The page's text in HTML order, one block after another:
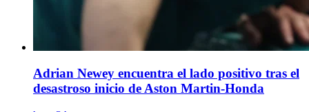
Adrian Newey encuentra el lado positivo tras el
desastroso inicio de Aston Martin-Honda